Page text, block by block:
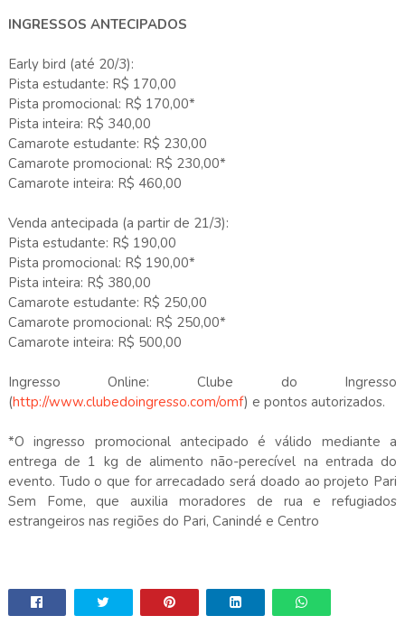
INGRESSOS ANTECIPADOS
Early bird (até 20/3):
Pista estudante: R$ 170,00
Pista promocional: R$ 170,00*
Pista inteira: R$ 340,00
Camarote estudante: R$ 230,00
Camarote promocional: R$ 230,00*
Camarote inteira: R$ 460,00
Venda antecipada (a partir de 21/3):
Pista estudante: R$ 190,00
Pista promocional: R$ 190,00*
Pista inteira: R$ 380,00
Camarote estudante: R$ 250,00
Camarote promocional: R$ 250,00*
Camarote inteira: R$ 500,00
Ingresso Online: Clube do Ingresso
(http://www.clubedoingresso.com/omf) e pontos autorizados.
*O ingresso promocional antecipado é válido mediante a
entrega de 1 kg de alimento não-perecível na entrada do
evento. Tudo o que for arrecadado será doado ao projeto Pari
Sem Fome, que auxilia moradores de rua e refugiados
estrangeiros nas regiões do Pari, Canindé e Centro